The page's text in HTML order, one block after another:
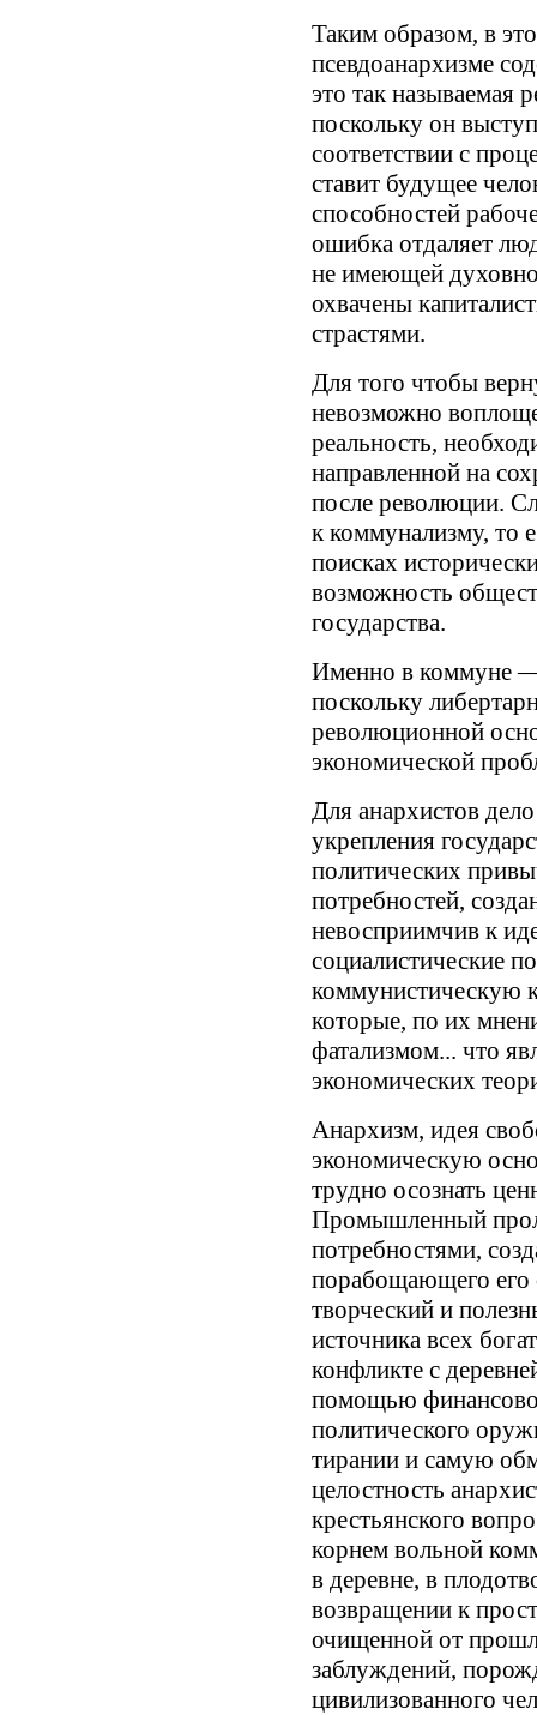
Таким образом, в
псевдоанархизме
это так называемая
поскольку он
соответствии с
ставит будущее
способностей
ошибка отдаляет
не имеющей
охвачены
страстями.
Для того чтобы
невозможно
реальность,
направленной на
после революции.
к коммунализму, то
поисках
возможность
государства.
Именно в коммуне —
поскольку
революционной
экономической
Для анархистов
укрепления
политических
потребностей,
невосприимчив к
социалистические
коммунистическую
которые, по их
фатализмом... что
экономических
Анархизм, идея
экономическую
трудно осознать
Промышленный
потребностями,
порабощающего его
творческий и
источника всех
конфликте с
помощью
политического
тирании и самую
целостность
крестьянского
корнем вольной
в деревне, в
возвращении к
очищенной от
заблуждений,
цивилизованного